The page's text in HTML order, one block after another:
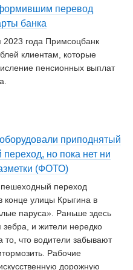
перевод
банка
2023 года Примсоцбанк
клиентам, которые
пенсионных выплат
приподнятый
но пока нет ни
(ФОТО)
переход
конце улицы Крыгина в
паруса». Раньше здесь
и жители нередко
то, что водители забывают
Рабочие
дорожную